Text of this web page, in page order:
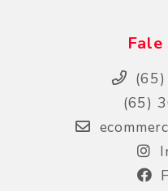
Fale
(65)